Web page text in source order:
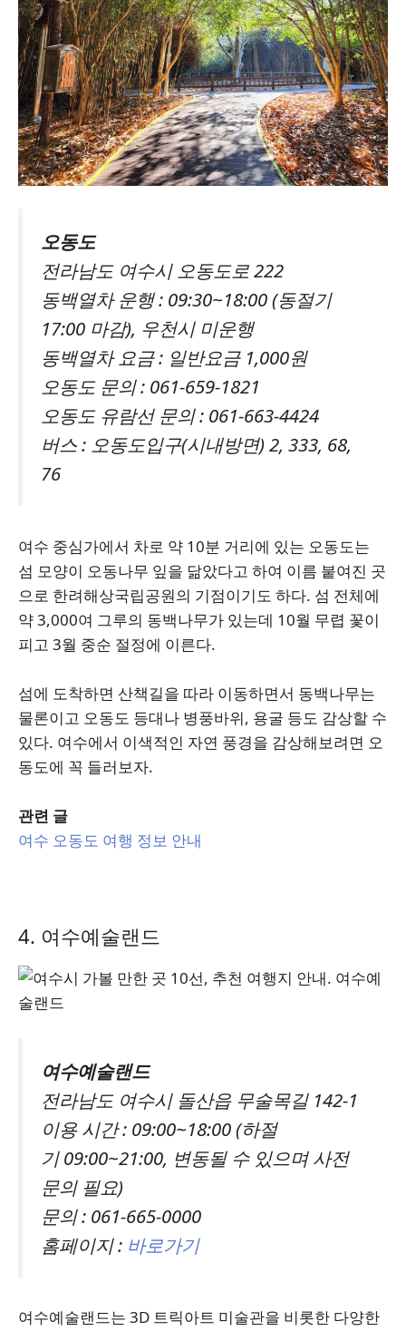
오동도
전라남도 여수시 오동도로 222
동백열차 운행 : 09:30~18:00 (동절기
17:00 마감), 우천시 미운행
동백열차 요금 : 일반요금 1,000원
오동도 문의 : 061-659-1821
오동도 유람선 문의 : 061-663-4424
버스 : 오동도입구(시내방면) 2, 333, 68,
76
여수 중심가에서 차로 약 10분 거리에 있는 오동도는
섬 모양이 오동나무 잎을 닮았다고 하여 이름 붙여진 곳
으로 한려해상국립공원의 기점이기도 하다. 섬 전체에
약 3,000여 그루의 동백나무가 있는데 10월 무렵 꽃이
피고 3월 중순 절정에 이른다.
섬에 도착하면 산책길을 따라 이동하면서 동백나무는
물론이고 오동도 등대나 병풍바위, 용굴 등도 감상할 수
있다. 여수에서 이색적인 자연 풍경을 감상해보려면 오
동도에 꼭 들러보자.
관련 글
여수 오동도 여행 정보 안내
4. 여수예술랜드
여수예술랜드
전라남도 여수시 돌산읍 무술목길 142-1
이용 시간 : 09:00~18:00 (하절
기 09:00~21:00, 변동될 수 있으며 사전
문의 필요)
문의 : 061-665-0000
홈페이지 : 바로가기
여수예술랜드는 3D 트릭아트 미술관을 비롯한 다양한